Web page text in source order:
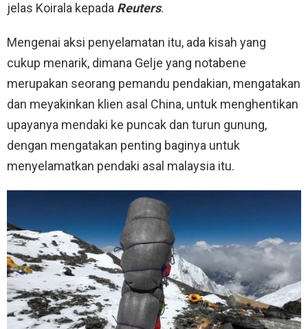
jelas Koirala kepada Reuters.
Mengenai aksi penyelamatan itu, ada kisah yang
cukup menarik, dimana Gelje yang notabene
merupakan seorang pemandu pendakian, mengatakan
dan meyakinkan klien asal China, untuk menghentikan
upayanya mendaki ke puncak dan turun gunung,
dengan mengatakan penting baginya untuk
menyelamatkan pendaki asal malaysia itu.